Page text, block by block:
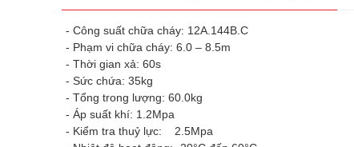
- Công suất chữa cháy: 12A.144B.C
- Phạm vi chữa cháy: 6.0 – 8.5m
- Thời gian xả: 60s
- Sức chứa: 35kg
- Tổng trong lượng: 60.0kg
- Áp suất khí: 1.2Mpa
- Kiểm tra thuỷ lực: 2.5Mpa